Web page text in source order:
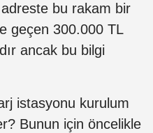
bu rakam bir
geçen 300.000 TL
ancak bu bilgi
istasyonu kurulum
Bunun için öncelikle